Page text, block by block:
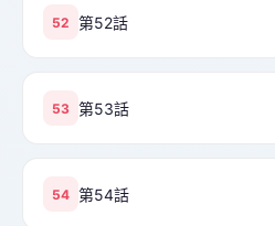
52 第52話
53 第53話
54 第54話